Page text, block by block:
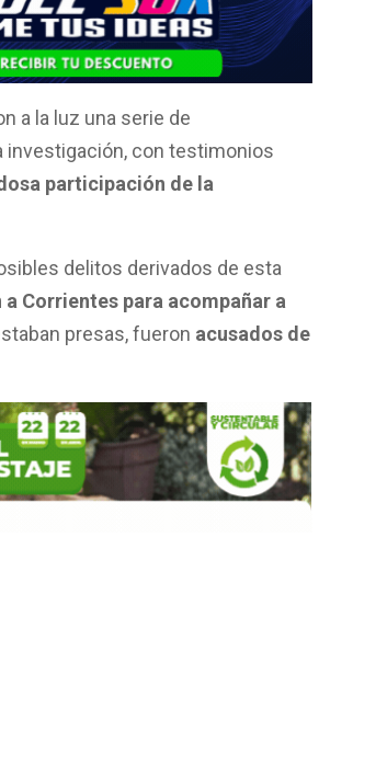
a la luz una serie de
investigación, con testimonios
participación de la
delitos derivados de esta
Corrientes para acompañar a
presas, fueron acusados de